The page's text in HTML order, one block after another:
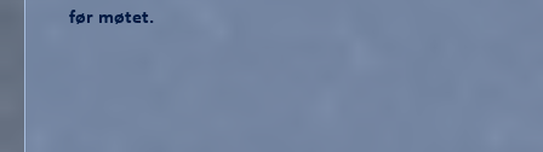
før møtet.